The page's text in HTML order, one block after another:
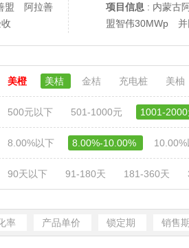
盟 阿拉善
项目信息 : 内蒙古
盟智伟30MWp 并
美橙 美桔 金桔 充电桩 美柚
500元以下 501-1000元 1001-
8.00%以下 8.00%-10.00%
90天以下 91-180天 181-360天
率 产品单价 锁定期 销售